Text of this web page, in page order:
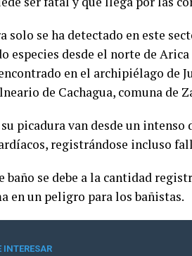
solo se ha detectado en este
especies desde el norte de
en el archipiélago de
de Cachagua, comuna de
picadura van desde un
registrándose incluso
baño se debe a la cantidad
en un peligro para los bañistas.
INTERESAR